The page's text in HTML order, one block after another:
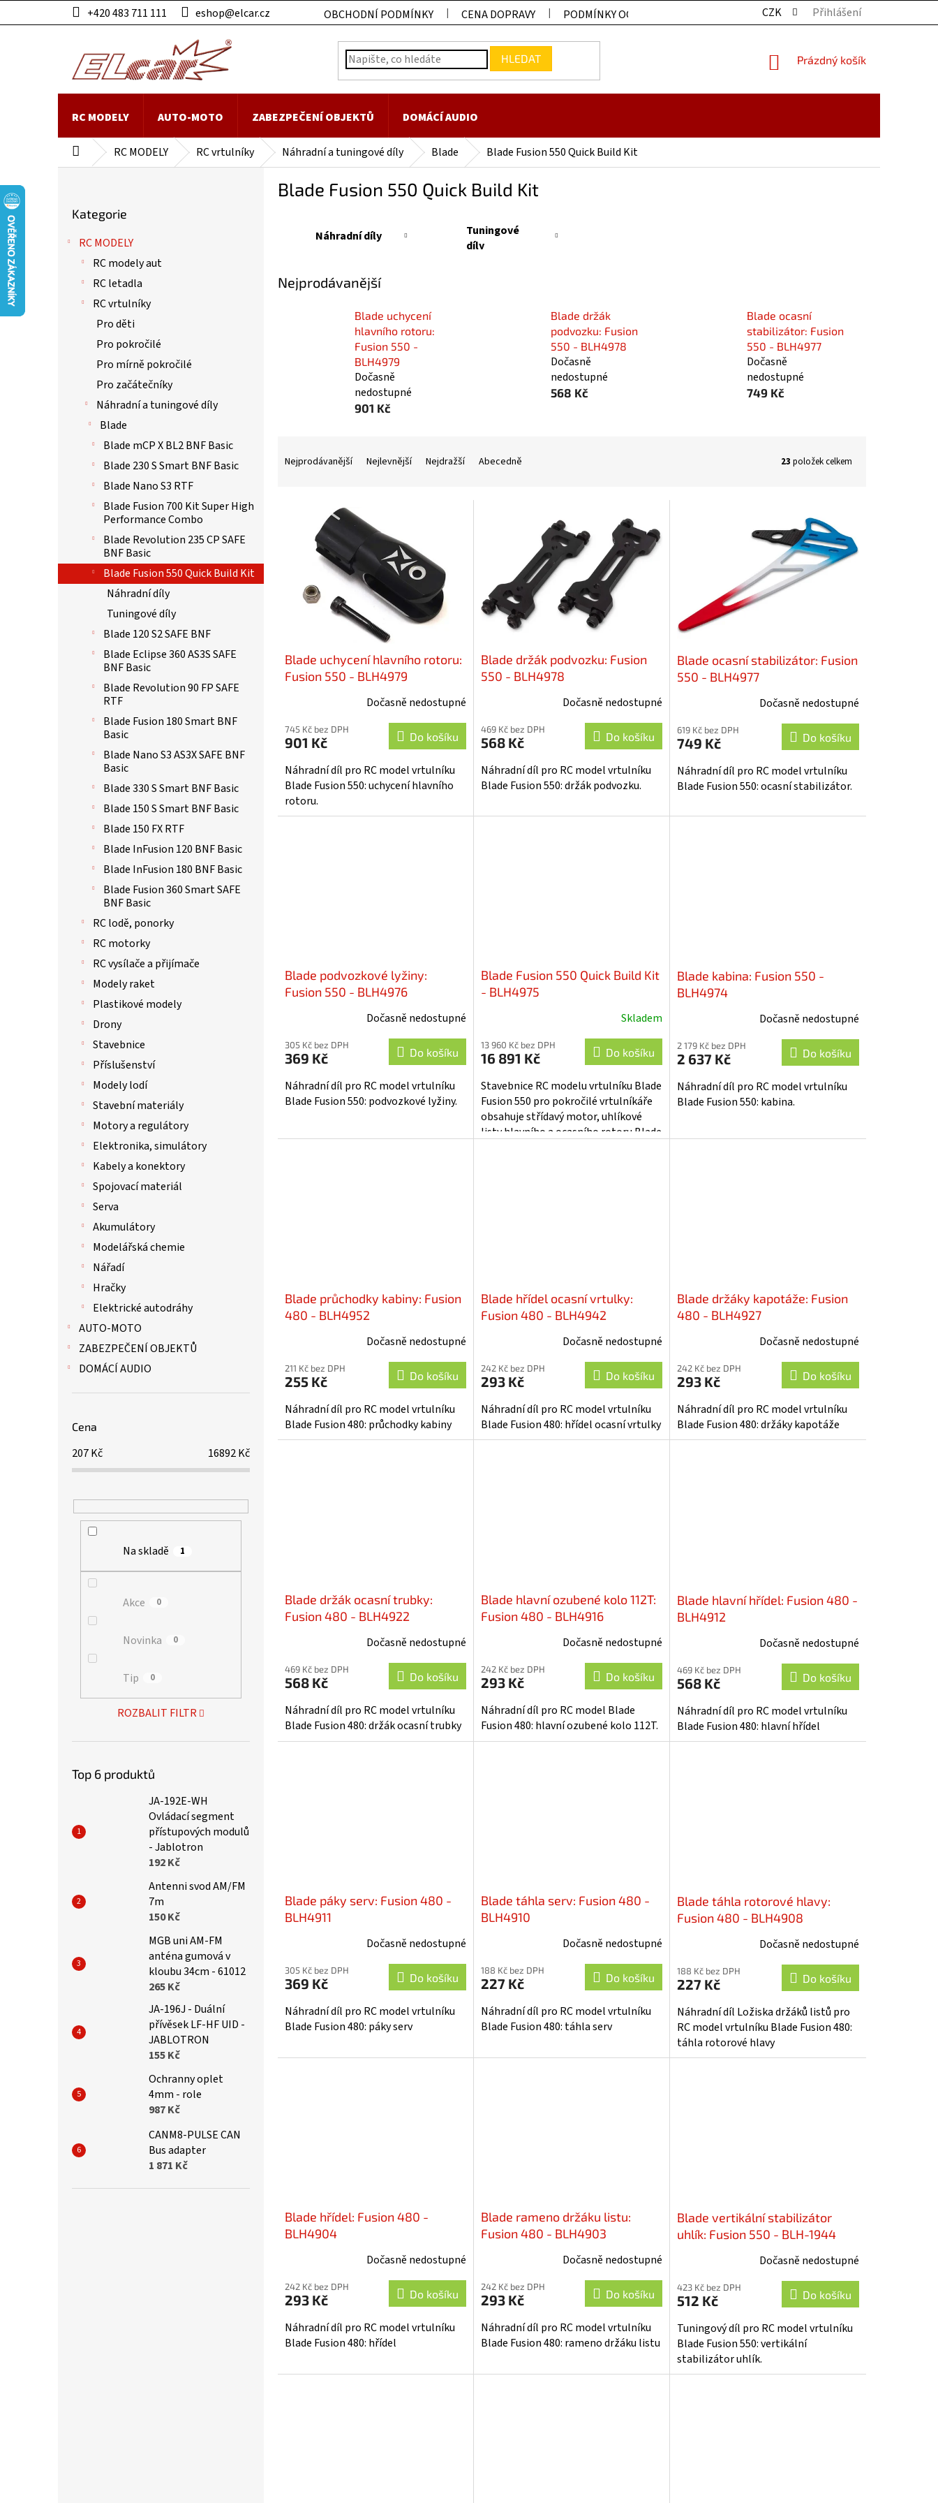
na
+420 483 711 111 eshop@elcar.cz OBCHODNÍ PODMÍNKY CENA DOPRAVY PODMÍNKY OCHRANY OSOBNÍCH ÚDAJŮ KONTAKTY
CZK Přihlášení
HLEDAT
NÁKUPNÍ
Prázdný košík
RC MODELY AUTO-MOTO ZABEZPEČENÍ OBJEKTŮ DOMÁCÍ AUDIO
Domů RC MODELY RC vrtulníky Náhradní a tuningové díly Blade Blade Fusion 550 Quick Build Kit
kategorie
Kategorie
RC MODELY
RC modely aut
RC letadla
RC vrtulníky
Pro děti
Pro pokročilé
Pro mírně pokročilé
Pro začátečníky
Náhradní a tuningové díly
Blade
Blade mCP X BL2 BNF Basic
Blade 230 S Smart BNF Basic
Blade Nano S3 RTF
Blade Fusion 700 Kit Super High
Performance Combo
Blade Revolution 235 CP SAFE
BNF Basic
Blade Fusion 550 Quick Build Kit
Náhradní díly
Tuningové díly
Blade 120 S2 SAFE BNF
Blade Eclipse 360 AS3S SAFE
BNF Basic
Blade Revolution 90 FP SAFE
RTF
Blade Fusion 180 Smart BNF
Basic
Blade Nano S3 AS3X SAFE BNF
Basic
Blade 330 S Smart BNF Basic
Blade 150 S Smart BNF Basic
Blade 150 FX RTF
Blade InFusion 120 BNF Basic
Blade InFusion 180 BNF Basic
Blade Fusion 360 Smart SAFE
BNF Basic
RC lodě, ponorky
RC motorky
RC vysílače a přijímače
Modely raket
Plastikové modely
Drony
Stavebnice
Příslušenství
Modely lodí
Stavební materiály
Motory a regulátory
Elektronika, simulátory
Kabely a konektory
Spojovací materiál
Serva
Akumulátory
Modelářská chemie
Nářadí
Hračky
Elektrické autodráhy
AUTO-MOTO
ZABEZPEČENÍ OBJEKTŮ
DOMÁCÍ AUDIO
Cena
207Kč 16892Kč
Na skladě 1
Akce 0
Novinka 0
Tip 0
ROZBALIT FILTR
Top 6 produktů
JA-192E-WH
Ovládací segment
přístupových modulů
- Jablotron
192 Kč
Antenni svod AM/FM
7m
150 Kč
MGB uni AM-FM
anténa gumová v
kloubu 34cm - 61012
265 Kč
JA-196J - Duální
přívěsek LF-HF UID -
JABLOTRON
155 Kč
Ochranny oplet
4mm - role
987 Kč
CANM8-PULSE CAN
Bus adapter
1 871 Kč
Blade Fusion 550 Quick Build Kit
Náhradní díly
Tuningové
díly
Nejprodávanější
Blade uchycení
hlavního rotoru:
Fusion 550 -
BLH4979
Dočasně
nedostupné
901 Kč
Blade držák
podvozku: Fusion
550 - BLH4978
Dočasně
nedostupné
568 Kč
Blade ocasní
stabilizátor: Fusion
550 - BLH4977
Dočasně
nedostupné
749 Kč
Nejprodávanější Nejlevnější Nejdražší Abecedně 23 položek celkem
Blade uchycení hlavního rotoru:
Fusion 550 - BLH4979
Dočasně nedostupné
745 Kč bez DPH
901 Kč Do košíku
Náhradní díl pro RC model vrtulníku
Blade Fusion 550: uchycení hlavního
rotoru.
Blade držák podvozku: Fusion
550 - BLH4978
Dočasně nedostupné
469 Kč bez DPH
568 Kč Do košíku
Náhradní díl pro RC model vrtulníku
Blade Fusion 550: držák podvozku.
Blade ocasní stabilizátor: Fusion
550 - BLH4977
Dočasně nedostupné
619 Kč bez DPH
749 Kč Do košíku
Náhradní díl pro RC model vrtulníku
Blade Fusion 550: ocasní stabilizátor.
Blade podvozkové lyžiny:
Fusion 550 - BLH4976
Dočasně nedostupné
305 Kč bez DPH
369 Kč Do košíku
Náhradní díl pro RC model vrtulníku
Blade Fusion 550: podvozkové lyžiny.
Blade Fusion 550 Quick Build Kit
- BLH4975
Skladem
13 960 Kč bez DPH
16 891 Kč Do košíku
Stavebnice RC modelu vrtulníku Blade
Fusion 550 pro pokročilé vrtulníkáře
obsahuje střídavý motor, uhlíkové
listy hlavního a ocasního rotoru Blade
Blade kabina: Fusion 550 -
BLH4974
Dočasně nedostupné
2 179 Kč bez DPH
2 637 Kč Do košíku
Náhradní díl pro RC model vrtulníku
Blade Fusion 550: kabina.
Blade průchodky kabiny: Fusion
480 - BLH4952
Dočasně nedostupné
211 Kč bez DPH
255 Kč Do košíku
Náhradní díl pro RC model vrtulníku
Blade Fusion 480: průchodky kabiny
Blade hřídel ocasní vrtulky:
Fusion 480 - BLH4942
Dočasně nedostupné
242 Kč bez DPH
293 Kč Do košíku
Náhradní díl pro RC model vrtulníku
Blade Fusion 480: hřídel ocasní vrtulky
Blade držáky kapotáže: Fusion
480 - BLH4927
Dočasně nedostupné
242 Kč bez DPH
293 Kč Do košíku
Náhradní díl pro RC model vrtulníku
Blade Fusion 480: držáky kapotáže
Blade držák ocasní trubky:
Fusion 480 - BLH4922
Dočasně nedostupné
469 Kč bez DPH
568 Kč Do košíku
Náhradní díl pro RC model vrtulníku
Blade Fusion 480: držák ocasní trubky
Blade hlavní ozubené kolo 112T:
Fusion 480 - BLH4916
Dočasně nedostupné
242 Kč bez DPH
293 Kč Do košíku
Náhradní díl pro RC model Blade
Fusion 480: hlavní ozubené kolo 112T.
Blade hlavní hřídel: Fusion 480 -
BLH4912
Dočasně nedostupné
469 Kč bez DPH
568 Kč Do košíku
Náhradní díl pro RC model vrtulníku
Blade Fusion 480: hlavní hřídel
Blade páky serv: Fusion 480 -
BLH4911
Dočasně nedostupné
305 Kč bez DPH
369 Kč Do košíku
Náhradní díl pro RC model vrtulníku
Blade Fusion 480: páky serv
Blade táhla serv: Fusion 480 -
BLH4910
Dočasně nedostupné
188 Kč bez DPH
227 Kč Do košíku
Náhradní díl pro RC model vrtulníku
Blade Fusion 480: táhla serv
Blade táhla rotorové hlavy:
Fusion 480 - BLH4908
Dočasně nedostupné
188 Kč bez DPH
227 Kč Do košíku
Náhradní díl Ložiska držáků listů pro
RC model vrtulníku Blade Fusion 480:
táhla rotorové hlavy
Blade hřídel: Fusion 480 -
BLH4904
Dočasně nedostupné
242 Kč bez DPH
293 Kč Do košíku
Náhradní díl pro RC model vrtulníku
Blade Fusion 480: hřídel
Blade rameno držáku listu:
Fusion 480 - BLH4903
Dočasně nedostupné
242 Kč bez DPH
293 Kč Do košíku
Náhradní díl pro RC model vrtulníku
Blade Fusion 480: rameno držáku listu
Blade vertikální stabilizátor
uhlík: Fusion 550 - BLH-1944
Dočasně nedostupné
423 Kč bez DPH
512 Kč Do košíku
Tuningový díl pro RC model vrtulníku
Blade Fusion 550: vertikální
stabilizátor uhlík.